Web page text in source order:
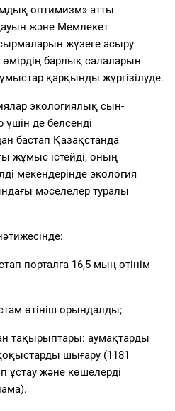
оптимизм» атты
және Мемлекет
жүзеге асыру
барлық салаларын
қарқынды жүргізілуде.
экологиялық сын-
де белсенді
бастап Қазақстанда
жұмыс істейді, оның
мекендерінде экология
мәселелер туралы
порталға 16,5 мың өтінім
өтініш орындалды;
тақырыптары: аумақтарды
шығару (1181
ұстау және көшелерді